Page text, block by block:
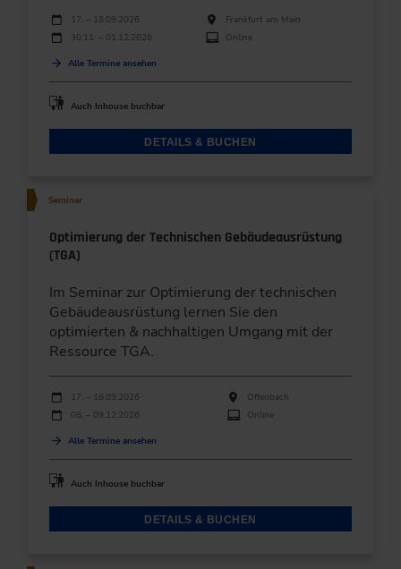
Durchführungen
Veranstaltungsdatum Veranstaltungsort
17. – 18.09.2026
Frankfurt am Main
30.11. – 01.12.2026
Online
Alle Termine ansehen
Auch Inhouse buchbar
DETAILS & BUCHEN
Seminar
Optimierung der Technischen Gebäudeausrüstung
(TGA)
Im Seminar zur Optimierung der technischen
Gebäudeausrüstung lernen Sie den
optimierten & nachhaltigen Umgang mit der
Ressource TGA.
Durchführungen
Veranstaltungsdatum
17. – 18.09.2026
Offenbach
08. – 09.12.2026
Online
Alle Termine ansehen
Auch Inhouse buchbar
DETAILS & BUCHEN